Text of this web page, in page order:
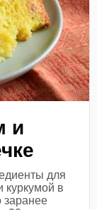
и
для
куркумой в
заранее